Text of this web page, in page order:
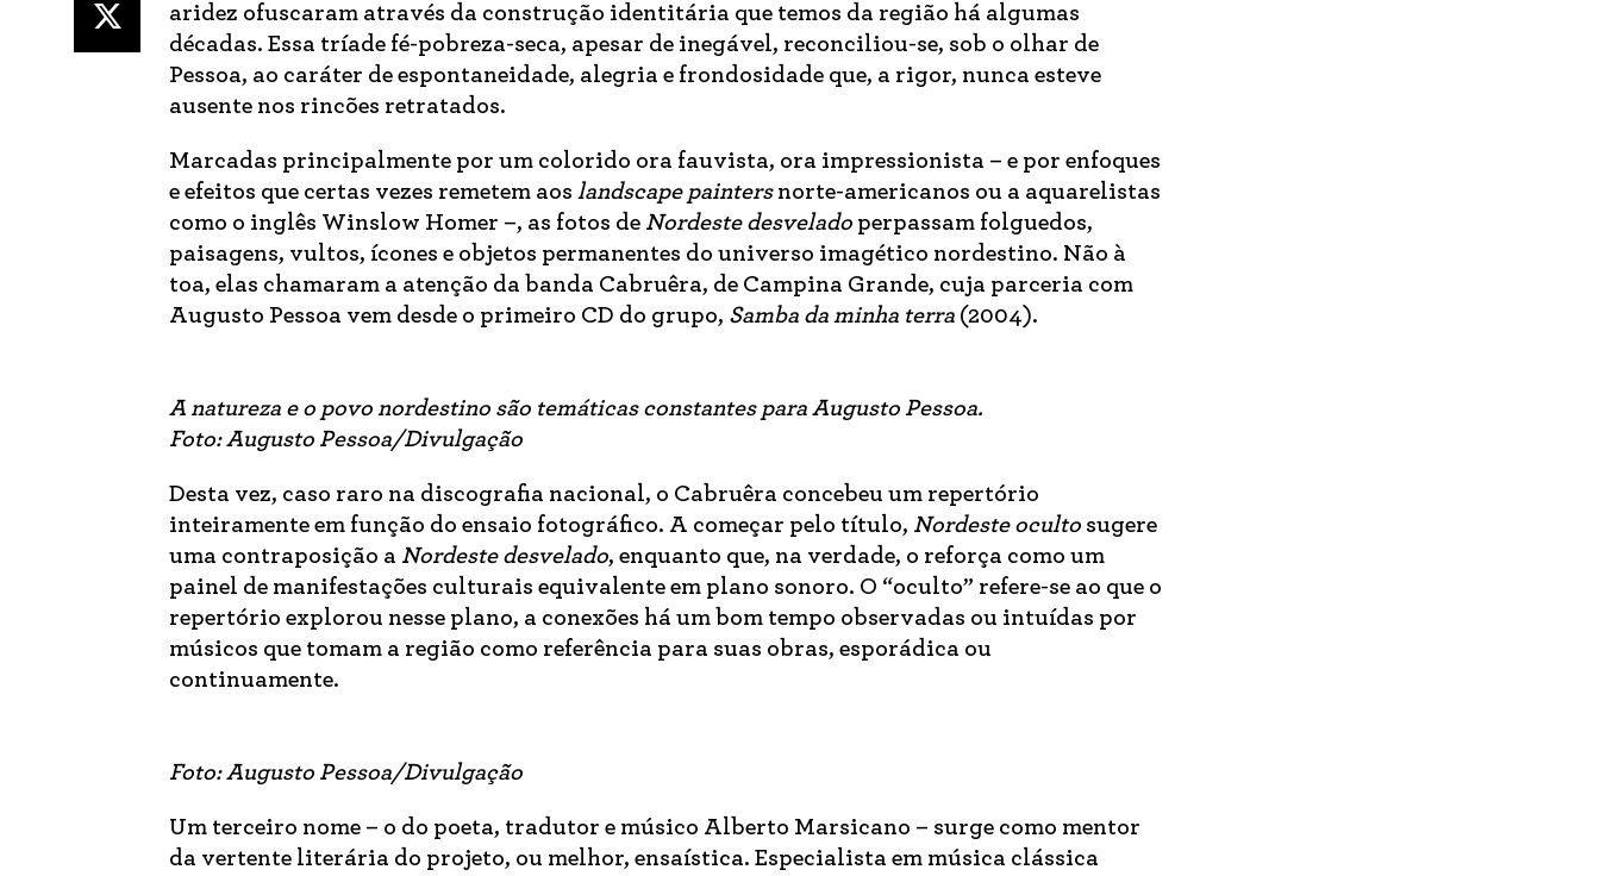
aridez ofuscaram através da construção identitária que temos da região há algumas
décadas. Essa tríade fé-pobreza-seca, apesar de inegável, reconciliou-se, sob o olhar de
Pessoa, ao caráter de espontaneidade, alegria e frondosidade que, a rigor, nunca esteve
ausente nos rincões retratados.
Marcadas principalmente por um colorido ora fauvista, ora impressionista – e por enfoques
e efeitos que certas vezes remetem aos landscape paintersnorte-americanos ou a aquarelistas
como o inglês Winslow Homer –, as fotos de Nordeste desvelado perpassam folguedos,
paisagens, vultos, ícones e objetos permanentes do universo imagético nordestino. Não à
toa, elas chamaram a atenção da banda Cabruêra, de Campina Grande, cuja parceria com
Augusto Pessoa vem desde o primeiro CD do grupo, Samba da minha terra (2004).
A natureza e o povo nordestino são temáticas constantes para Augusto Pessoa.
Foto: Augusto Pessoa/Divulgação
Desta vez, caso raro na discografia nacional, o Cabruêra concebeu um repertório
inteiramente em função do ensaio fotográfico. A começar pelo título, Nordeste oculto sugere
uma contraposição a Nordeste desvelado, enquanto que, na verdade, o reforça como um
painel de manifestações culturais equivalente em plano sonoro. O “oculto” refere-se ao que o
repertório explorou nesse plano, a conexões há um bom tempo observadas ou intuídas por
músicos que tomam a região como referência para suas obras, esporádica ou
continuamente.
Foto: Augusto Pessoa/Divulgação
Um terceiro nome – o do poeta, tradutor e músico Alberto Marsicano – surge como mentor
da vertente literária do projeto, ou melhor, ensaística. Especialista em música clássica